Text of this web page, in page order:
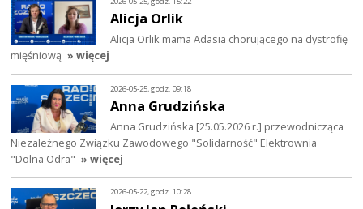
Alicja Orlik
Alicja Orlik mama Adasia chorującego na dystrofię
mięśniową » więcej
2026-05-25, godz. 09:18
Anna Grudzińska
Anna Grudzińska [25.05.2026 r.] przewodnicząca
Niezależnego Związku Zawodowego "Solidarność" Elektrownia
"Dolna Odra" » więcej
2026-05-22, godz. 10:28